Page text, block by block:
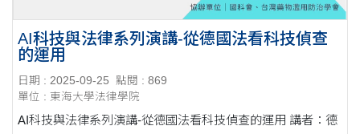
AI科技與法律系列演講-從德國法看科技偵查
的運用
日期 : 2025-09-25
點閱 : 869
單位 : 東海大學法律學院
AI科技與法律系列演講-從德國法看科技偵查的運用 講者：德